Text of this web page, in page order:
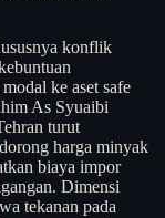
konflik
ke aset safe
As Syuaibi
turut
harga minyak
biaya impor
Dimensi
tekanan pada